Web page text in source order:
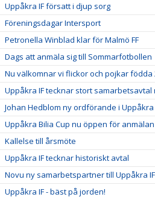
Uppåkra IF försatt i djup sorg
Föreningsdagar Intersport
Petronella Winblad klar för Malmö FF
Dags att anmäla sig till Sommarfotbollen
Nu välkomnar vi flickor och pojkar födda
Uppåkra IF tecknar stort samarbetsavtal
Johan Hedblom ny ordförande i Uppåkra
Uppåkra Bilia Cup nu öppen för anmälan
Kallelse till årsmöte
Uppåkra IF tecknar historiskt avtal
Novu ny samarbetspartner till Uppåkra IF
Uppåkra IF - bäst på jorden!